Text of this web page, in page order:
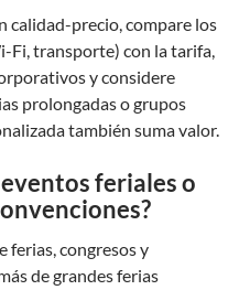
calidad-precio, compare los
Fi, transporte) con la tarifa,
y considere
prolongadas o grupos
también suma valor.
feriales o
ferias, congresos y
de grandes ferias